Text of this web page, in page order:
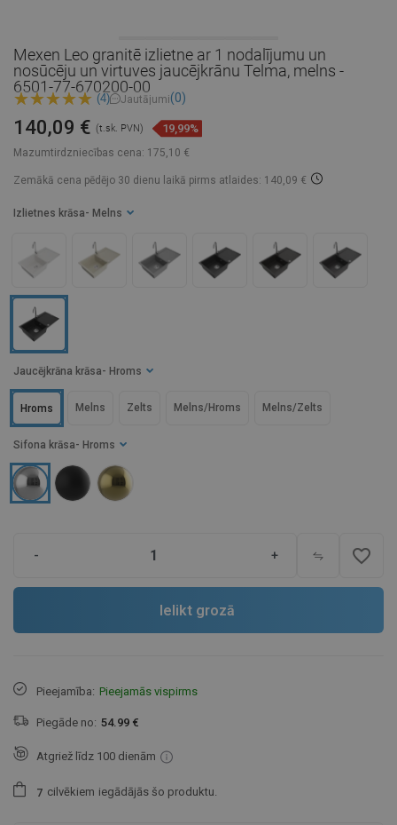
Mexen Leo granitē izlietne ar 1 nodalījumu un
nosūcēju un virtuves jaucējkrānu Telma, melns -
6501-77-670200-00
(4) Jautājumi(0)
Mazumtirdzniecības cena: 175,10 €
140,09 € (t.sk. PVN) 19,99%
Zemākā cena pēdējo 30 dienu laikā pirms atlaides: 140,09 €
Sifona krāsa - Hroms
Izlietnes krāsa - Melns
Jaucējkrāna krāsa - Hroms
Hroms Melns Zelts Melns/Hroms Melns/Zelts
- + favorite_border
Ielikt grozā
Pieejamība: Pieejamās vispirms
Piegāde no: 54.99 €
Atgriež līdz 100 dienām
7 cilvēkiem iegādājās šo produktu.